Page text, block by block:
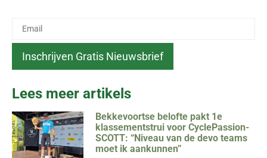
Lees meer artikels
Bekkevoortse belofte pakt 1e
klassementstrui voor CyclePassion-
SCOTT: “Niveau van de devo teams
moet ik aankunnen”